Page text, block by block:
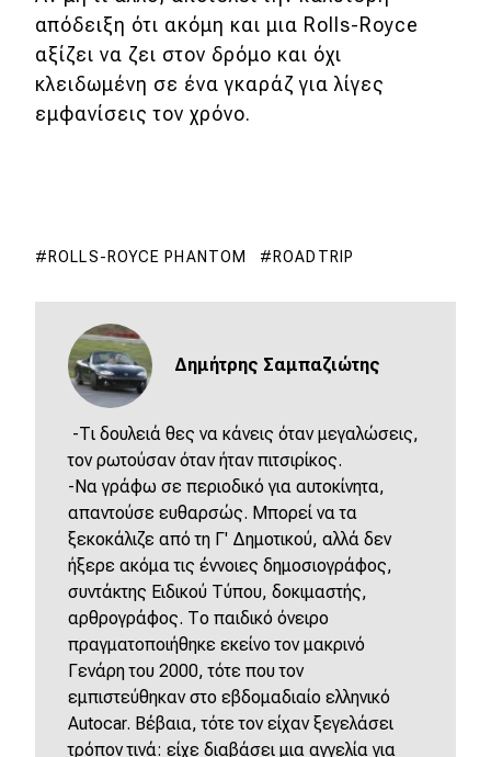
απόδειξη ότι ακόμη και μια Rolls-Royce
αξίζει να ζει στον δρόμο και όχι
κλειδωμένη σε ένα γκαράζ για λίγες
εμφανίσεις τον χρόνο.
ROLLS-ROYCE PHANTOM ROADTRIP
Δημήτρης Σαμπαζιώτης
-Τι δουλειά θες να κάνεις όταν μεγαλώσεις,
τον ρωτούσαν όταν ήταν πιτσιρίκος.
-Να γράφω σε περιοδικό για αυτοκίνητα,
απαντούσε ευθαρσώς. Μπορεί να τα
ξεκοκάλιζε από τη Γ' Δημοτικού, αλλά δεν
ήξερε ακόμα τις έννοιες δημοσιογράφος,
συντάκτης Ειδικού Τύπου, δοκιμαστής,
αρθρογράφος. Το παιδικό όνειρο
πραγματοποιήθηκε εκείνο τον μακρινό
Γενάρη του 2000, τότε που τον
εμπιστεύθηκαν στο εβδομαδιαίο ελληνικό
Autocar. Βέβαια, τότε τον είχαν ξεγελάσει
τρόπον τινά: είχε διαβάσει μια αγγελία για